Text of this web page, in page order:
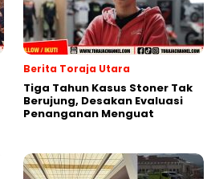
Berita Toraja Utara
Tiga Tahun Kasus Stoner Tak
Berujung, Desakan Evaluasi
Penanganan Menguat